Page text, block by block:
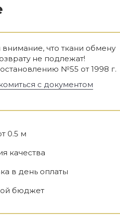
что ткани обмену
не подлежат!
№55 от 1998 г.
с документом
0.5 м
качества
в день оплаты
бюджет